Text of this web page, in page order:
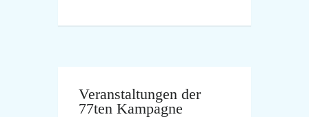
Veranstaltungen der
77ten Kampagne